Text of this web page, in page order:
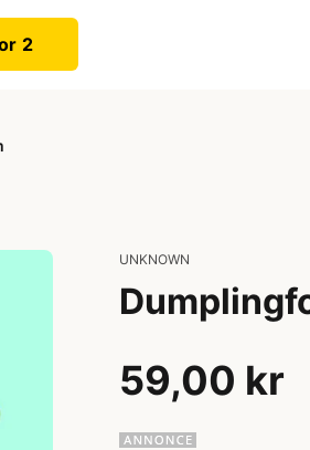
2
UNKNOWN
59,00 kr